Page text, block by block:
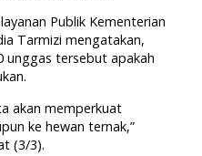
Publik Kementerian
Tarmizi mengatakan,
unggas tersebut apakah
akan memperkuat
ke hewan ternak,”
(3/3).